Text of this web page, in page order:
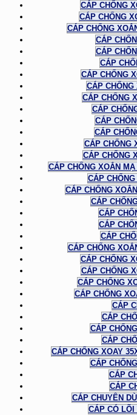
CÁP CHỐNG
CÁP CHỐNG
CÁP CHỐNG
CÁP
CÁP
CÁP
CÁP CHỐNG
CÁP CHỐNG
CÁP CHỐNG
CÁP
CÁP
CÁP
CÁP CHỐNG
CÁP CHỐNG
CÁP CHỐNG XOẮN
CÁP
CÁP CHỐNG
CÁP
CÁP
CÁP
CÁP
CÁP CHỐNG
CÁP CHỐNG
CÁP CHỐNG
CÁP CHỐNG
CÁP CHỐNG
CÁP
CÁP
CÁP
CÁP
CÁP CHỐNG XOAY
CÁP
CÁP
CÁP
CÁP CHUYÊN
CÁP CÓ LÕI